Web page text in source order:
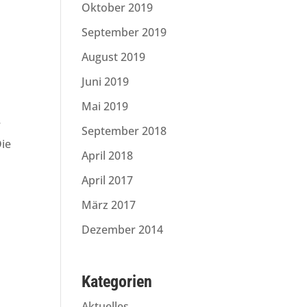
Oktober 2019
September 2019
August 2019
Juni 2019
Mai 2019
September 2018
April 2018
April 2017
März 2017
Dezember 2014
Kategorien